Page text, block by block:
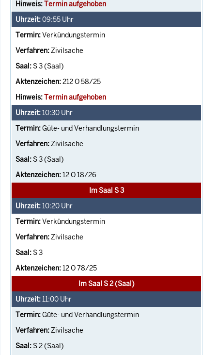
Termin aufgehoben
09:55 Uhr
Verkündungstermin
Zivilsache
S 3 (Saal)
212 O 58/25
Termin aufgehoben
10:30 Uhr
Güte- und Verhandlungstermin
Zivilsache
S 3 (Saal)
12 O 18/26
Im Saal S 3
10:20 Uhr
Verkündungstermin
Zivilsache
S 3
12 O 78/25
Im Saal S 2 (Saal)
11:00 Uhr
Güte- und Verhandlungstermin
Zivilsache
S 2 (Saal)